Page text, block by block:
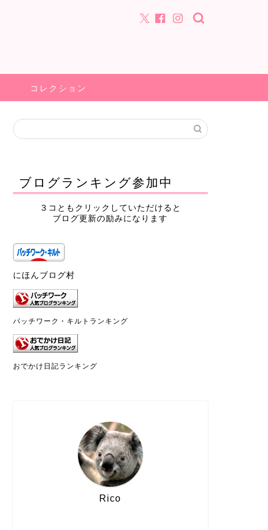
コレクション
ブログランキング参加中
３コともクリックしていただけると
ブログ更新の励みになります
にほんブログ村
パッチワーク・キルトランキング
おでかけ日記ランキング
Rico